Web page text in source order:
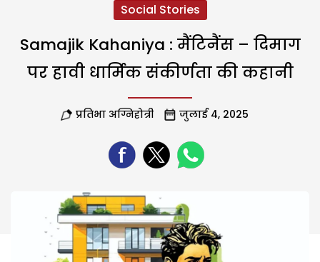
Social Stories
Samajik Kahaniya : मैंटिनैंस – दिमाग
पर हावी धार्मिक संकीर्णता की कहानी
प्रतिभा अग्निहोत्री जुलाई 4, 2025